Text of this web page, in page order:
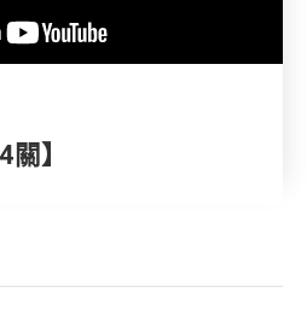
】